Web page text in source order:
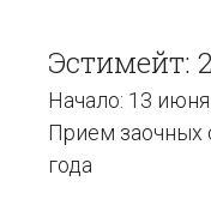
Эстимейт:
Начало: 13
Прием заочных
года